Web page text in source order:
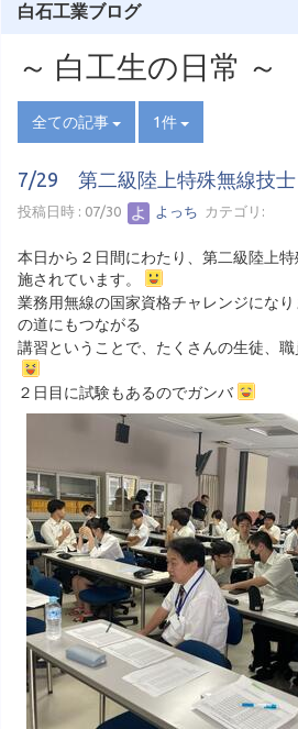
白石工業ブログ
～ 白工生の日常 ～
全ての記事 1件
7/29 第二級陸上特殊無線技士
投稿日時 : 07/30 よっち カテゴリ:
本日から２日間にわたり、第二級陸上
施されています。
業務用無線の国家資格チャレンジにな
の道にもつながる
講習ということで、たくさんの生徒、職
２日目に試験もあるのでガンバ